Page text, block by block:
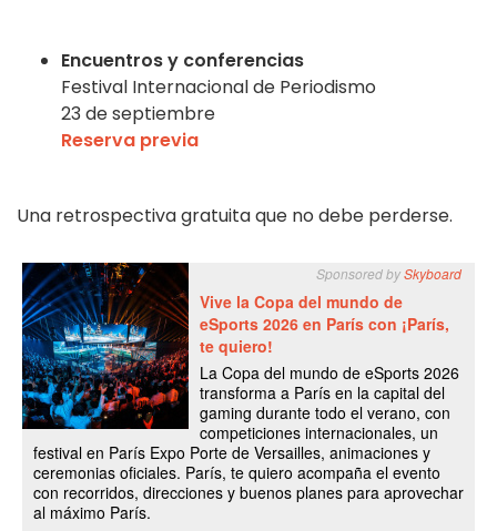
Encuentros y conferencias
Festival Internacional de Periodismo
23 de septiembre
Reserva previa
Una retrospectiva gratuita que no debe perderse.